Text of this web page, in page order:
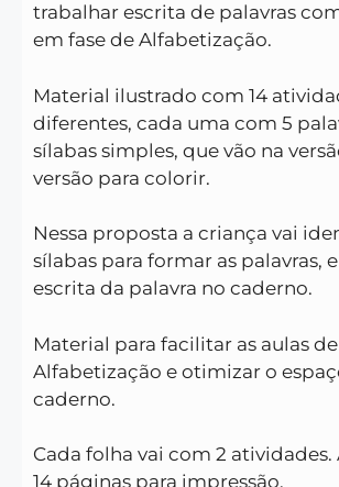
trabalhar escrita de palavras
em fase de Alfabetização.
Material ilustrado com 14
diferentes, cada uma com 5
sílabas simples, que vão na
versão para colorir.
Nessa proposta a criança vai
sílabas para formar as palavras,
escrita da palavra no caderno.
Material para facilitar as aulas de
Alfabetização e otimizar o
caderno.
Cada folha vai com 2
14 páginas para impressão.